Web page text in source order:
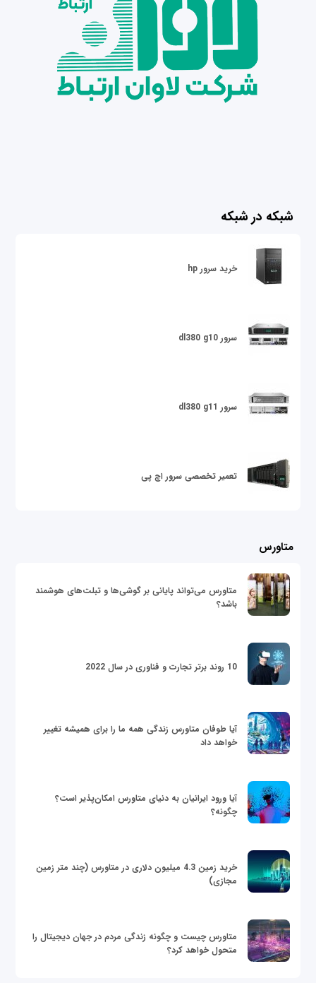
شبکه در شبکه
خرید سرور hp
سرور dl380 g10
سرور dl380 g11
تعمیر تخصصی سرور اچ پی
متاورس
متاورس می‌تواند پایانی بر گوشی‌ها و تبلت‌های هوشمند
باشد؟
10 روند برتر تجارت و فناوری در سال 2022
آیا طوفان متاورس زندگی همه ما را برای همیشه تغییر
خواهد داد
آیا ورود ایرانیان به دنیای متاورس امکان‌پذیر است؟
چگونه؟
خرید زمین 4.3 میلیون دلاری در متاورس (چند متر زمین
مجازی)
متاورس چیست و چگونه زندگی مردم در جهان دیجیتال را
متحول خواهد کرد؟